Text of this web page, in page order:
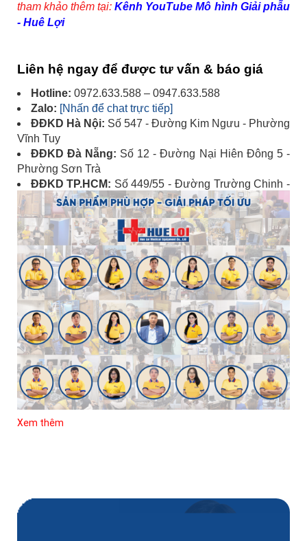
tham khảo thêm tại: Kênh YouTube Mô hình Giải phẫu
- Huê Lợi
Liên hệ ngay để được tư vấn & báo giá
Hotline: 0972.633.588 – 0947.633.588
Zalo: [Nhấn để chat trực tiếp]
ĐĐKD Hà Nội: Số 547 - Đường Kim Ngưu - Phường
Vĩnh Tuy
ĐĐKD Đà Nẵng: Số 12 - Đường Nại Hiên Đông 5 -
Phường Sơn Trà
ĐĐKD TP.HCM: Số 449/55 - Đường Trường Chinh -
Phường Tân Bình
Xem thêm